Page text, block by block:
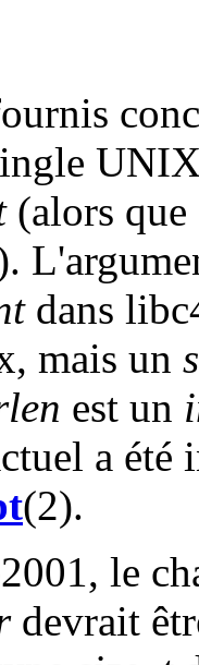
(alors
dans
mais un
est un
a été
(2).
le
devrait